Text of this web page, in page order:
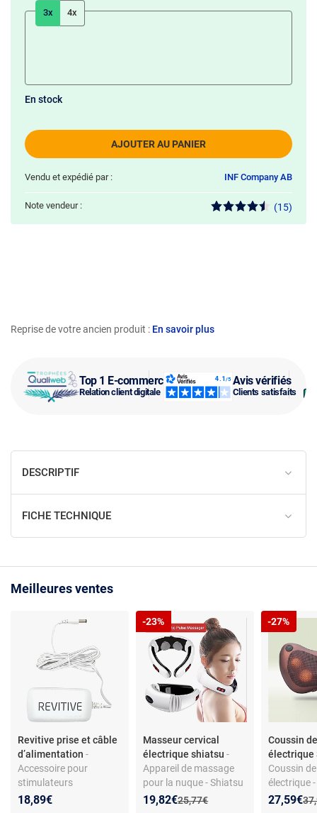
Top 1 E-commerce
Relation client digitale
Avis vérifiés
Clients satisfaits
Reprise de votre ancien produit : En savoir plus
3x 4x
AJOUTER AU PANIER
En stock
Vendu et expédié par : INF Company AB
Note vendeur : (15)
DESCRIPTIF
FICHE TECHNIQUE
Meilleures ventes
Revitive prise et câble
d’alimentation -
Accessoire pour
stimulateurs
circulatoires —
18,89€
Masseur cervical
électrique shiatsu-
Appareil de massage
pour la nuque - Shiatsu
3D - 3 niveaux
Ancien prix :
25,77€
Nouveau prix :
19,82€
Réduction de :
-23%
Coussin
électrique
Coussin
électrique
avec
Nouveau
27,59€
-27%